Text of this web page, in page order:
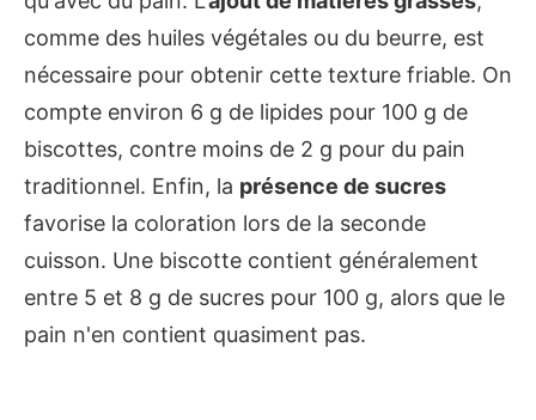
comme des huiles végétales ou du beurre, est
nécessaire pour obtenir cette texture friable. On
compte environ 6 g de lipides pour 100 g de
biscottes, contre moins de 2 g pour du pain
traditionnel. Enfin, la présence de sucres
favorise la coloration lors de la seconde
cuisson. Une biscotte contient généralement
entre 5 et 8 g de sucres pour 100 g, alors que le
pain n'en contient quasiment pas.